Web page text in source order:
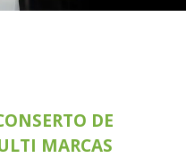
DE
MARCAS